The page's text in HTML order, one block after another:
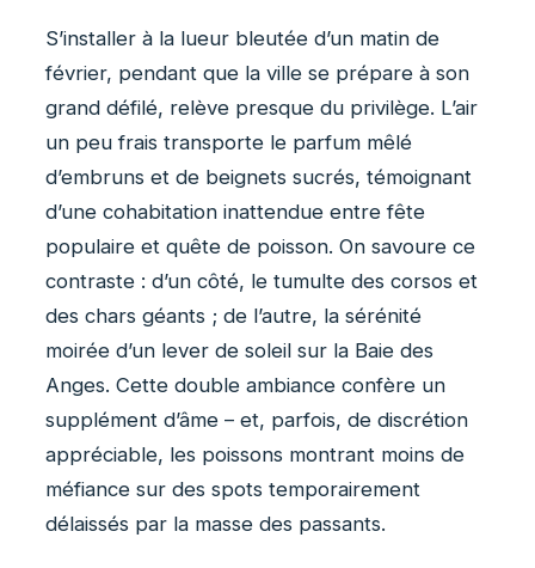
S’installer à la lueur bleutée d’un matin de
février, pendant que la ville se prépare à son
grand défilé, relève presque du privilège. L’air
un peu frais transporte le parfum mêlé
d’embruns et de beignets sucrés, témoignant
d’une cohabitation inattendue entre fête
populaire et quête de poisson. On savoure ce
contraste : d’un côté, le tumulte des corsos et
des chars géants ; de l’autre, la sérénité
moirée d’un lever de soleil sur la Baie des
Anges. Cette double ambiance confère un
supplément d’âme – et, parfois, de discrétion
appréciable, les poissons montrant moins de
méfiance sur des spots temporairement
délaissés par la masse des passants.